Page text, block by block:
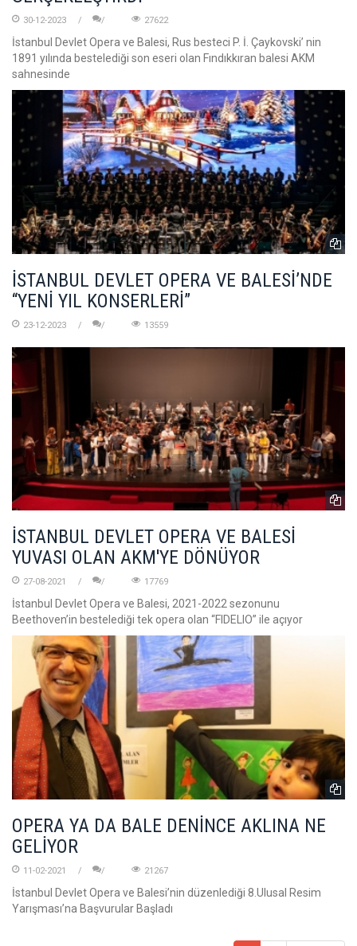
30-12-2023 27622
İstanbul Devlet Opera ve Balesi, Rus besteci P. İ. Çaykovski’ nin
1891 yılında bestelediği son eseri olan Fındıkkıran balesi AKM
sahnesinde
İSTANBUL DEVLET OPERA VE BALESİ’NDE
“YENİ YIL KONSERLERİ”
23-12-2023 13559
İSTANBUL DEVLET OPERA VE BALESİ
YUVASI OLAN AKM'YE DÖNÜYOR
27-08-2021 17769
İstanbul Devlet Opera ve Balesi, 2021-2022 sezonunu
Beethoven’in bestelediği tek opera olan “FIDELIO” ile açıyor
OPERA YA DA BALE DENİNCE AKLINA NE
GELİYOR
11-02-2021 21267
İstanbul Devlet Opera ve Balesi’nin düzenlediği 8.Ulusal Resim
Yarışması’na Başvurular Başladı